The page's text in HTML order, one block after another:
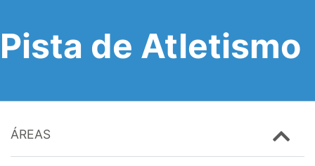
Pista de Atletismo
ÁREAS